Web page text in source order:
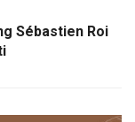
Sébastien Roi